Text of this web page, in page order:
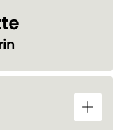
und
Tätigkeit für das
einer Studie